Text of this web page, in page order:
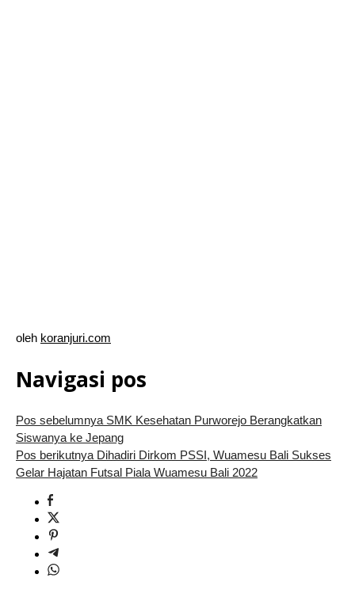
oleh koranjuri.com
Navigasi pos
Pos sebelumnyaSMK Kesehatan Purworejo Berangkatkan
Siswanya ke Jepang
Pos berikutnyaDihadiri Dirkom PSSI, Wuamesu Bali Sukses
Gelar Hajatan Futsal Piala Wuamesu Bali 2022